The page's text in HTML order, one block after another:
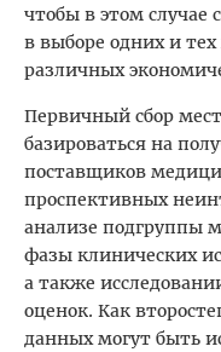
чтобы в этом случае
в выборе одних и
различных
Первичный сбор
базироваться на
поставщиков
проспективных
анализе подгруппы
фазы клинических
а также
оценок. Как
данных могут быть